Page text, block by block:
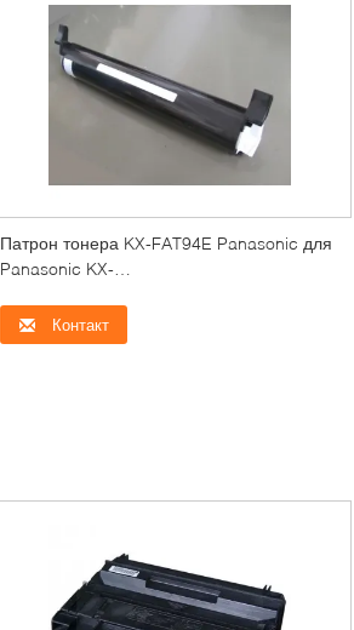
Патрон тонера KX-FAT94E Panasonic для
Panasonic KX-
Контакт